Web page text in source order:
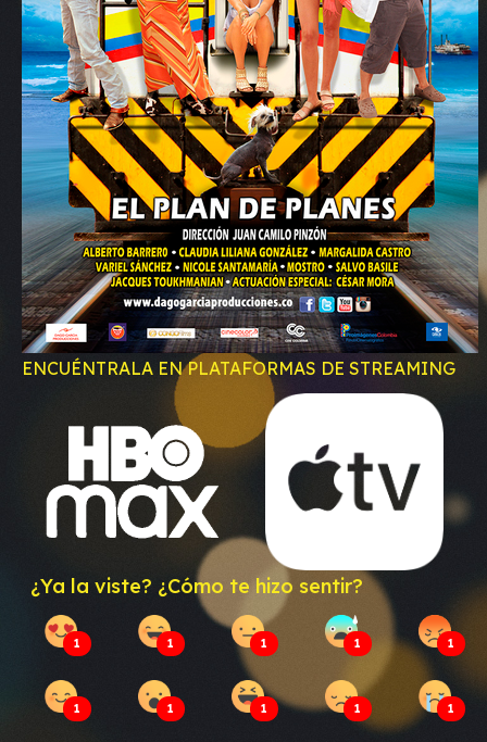
ENCUÉNTRALA EN PLATAFORMAS DE STREAMING
¿Ya la viste? ¿Cómo te hizo sentir?
1 1 1 1 1
1 1 1 1 1